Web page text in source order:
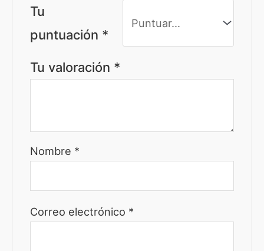
Tu
puntuación *
Tu valoración *
Nombre *
Correo electrónico *